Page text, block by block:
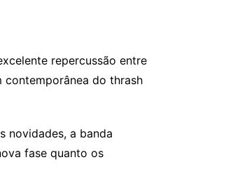
repercussão entre
contemporânea do thrash
novidades, a banda
fase quanto os